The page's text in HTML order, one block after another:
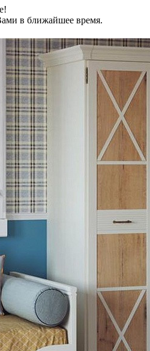
в ближайшее время.